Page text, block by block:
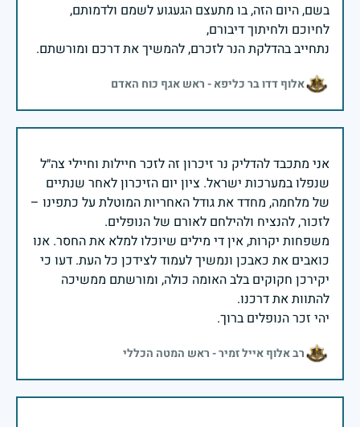
בשם, היום הזה, בו מתעצם הגעגוע לשמם ולדמותם,
נתחייב בהדלקת הנר לזכרם, להמשיך את דרכם ומורשתם.
אלוף דדו בר כליפא - ראש אגף כוח האדם
אני מתכבד להדליק נר זיכרון זה לזכר חיילות וחיילי צה״ל
שנפלו במערכות ישראל. ציון יום הזיכרון לאחר שנתיים
של מלחמה, מחדד את גודל האחריות המוטלת על כתפינו –
משפחות יקרות, אין די מילים שיוכלו למלא את החסר. אנו
כואבים את כאבכן ונמשיך לעמוד לצידכן כל העת. דעו כי
יקירכן חקוקים בלב האומה כולה, ומורשתם ממשיכה
יהי זכר הנופלים ברוך.
רב אלוף אייל זמיר - ראש המטה הכללי